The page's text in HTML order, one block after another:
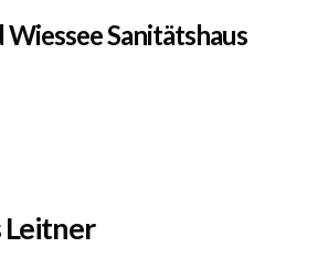
Sanitätshaus
Leitner